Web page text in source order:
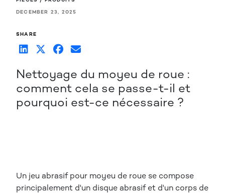
DECEMBER 23, 2025
SHARE
Nettoyage du moyeu de roue :
comment cela se passe-t-il et
pourquoi est-ce nécessaire ?
Un jeu abrasif pour moyeu de roue se compose
principalement d'un disque abrasif et d'un corps de